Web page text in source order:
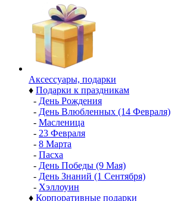
Аксессуары, подарки
♦ Подарки к праздникам
- День Рождения
- День Влюбленных (14 Февраля)
- Масленица
- 23 Февраля
- 8 Марта
- Пасха
- День Победы (9 Мая)
- День Знаний (1 Сентября)
- Хэллоуин
♦ Корпоративные подарки